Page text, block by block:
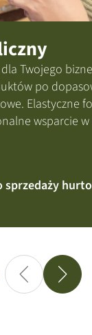
Twojego
po
Elastyczne
wsparcie
sprzedaży